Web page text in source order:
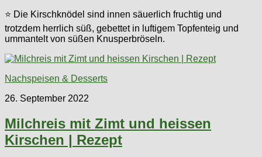
⭐ Die Kirschknödel sind innen säuerlich fruchtig und
trotzdem herrlich süß, gebettet in luftigem Topfenteig und
ummantelt von süßen Knusperbröseln.
Nachspeisen & Desserts
26. September 2022
Milchreis mit Zimt und heissen
Kirschen | Rezept